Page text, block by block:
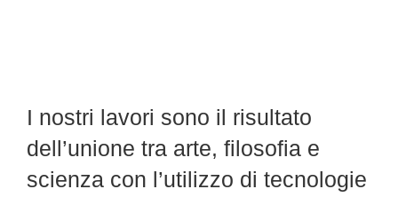
I nostri lavori sono il risultato
dell’unione tra arte, filosofia e
scienza con l’utilizzo di tecnologie